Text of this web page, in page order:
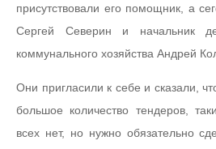
присутствовали его помощник, а
Сергей Северин и начальник
коммунального хозяйства Андрей
Они пригласили к себе и сказали,
большое количество тендеров,
всех нет, но нужно обязательно